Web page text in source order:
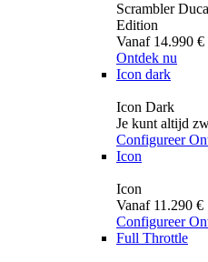
Scrambler
Edition
Vanaf 14.990 €
Ontdek nu
Icon dark
Icon Dark
Je kunt altijd
Configureer
Icon
Icon
Vanaf 11.290 €
Configureer
Full Throttle